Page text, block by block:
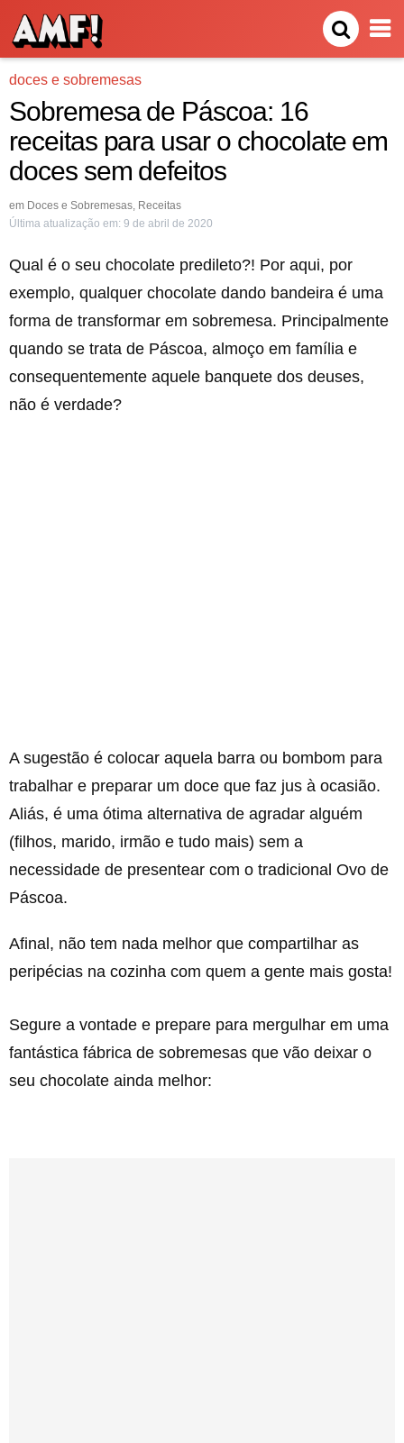
doces e sobremesas
Sobremesa de Páscoa: 16
receitas para usar o chocolate em
doces sem defeitos
em Doces e Sobremesas, Receitas
Última atualização em: 9 de abril de 2020
Qual é o seu chocolate predileto?! Por aqui, por
exemplo, qualquer chocolate dando bandeira é uma
forma de transformar em sobremesa. Principalmente
quando se trata de Páscoa, almoço em família e
consequentemente aquele banquete dos deuses,
não é verdade?
A sugestão é colocar aquela barra ou bombom para
trabalhar e preparar um doce que faz jus à ocasião.
Aliás, é uma ótima alternativa de agradar alguém
(filhos, marido, irmão e tudo mais) sem a
necessidade de presentear com o tradicional Ovo de
Páscoa.
Afinal, não tem nada melhor que compartilhar as
peripécias na cozinha com quem a gente mais gosta!
Segure a vontade e prepare para mergulhar em uma
fantástica fábrica de sobremesas que vão deixar o
seu chocolate ainda melhor: